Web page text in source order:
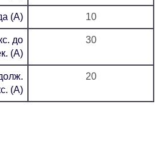
(А) 10
до
(А)
30
(А)
20